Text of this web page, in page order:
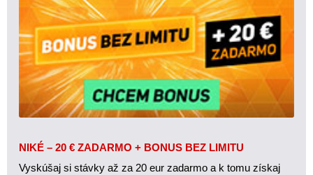
NIKÉ – 20 € ZADARMO + BONUS BEZ LIMITU
Vyskúšaj si stávky až za 20 eur zadarmo a k tomu získaj